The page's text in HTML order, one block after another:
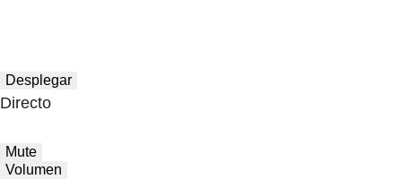
Desplegar
Directo
Mute
Volumen